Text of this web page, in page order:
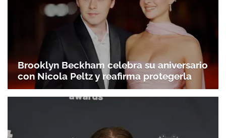
Brooklyn Beckham celebra su aniversario
con Nicola Peltz y reafirma protegerla